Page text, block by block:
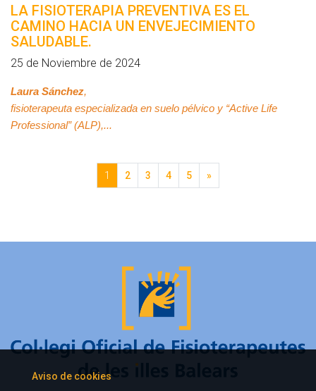
LA FISIOTERAPIA PREVENTIVA ES EL
CAMINO HACIA UN ENVEJECIMIENTO
SALUDABLE.
25 de Noviembre de 2024
Laura Sánchez,
fisioterapeuta especializada en suelo pélvico y “Active Life
Professional” (ALP),...
1 2 3 4 5 »Siguiente
Aviso de cookies